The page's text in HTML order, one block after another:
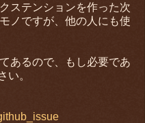
ステンションを作った次
ノですが、他の人にも使
あるので、もし必要であ
い。